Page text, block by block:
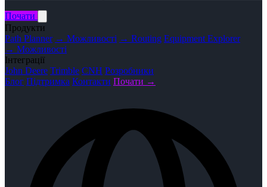
Почати
Продукти
Path Planner → Можливості → Routing Equipment Explorer
→ Можливості
Інтеграції
John Deere Trimble CNH Розробники
Блог Підтримка Контакти Почати →